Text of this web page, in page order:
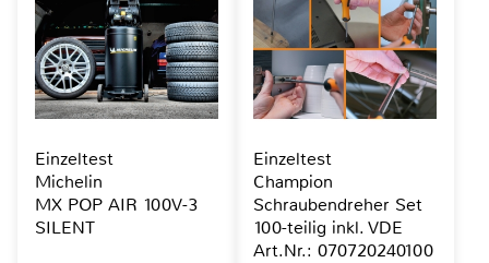
Einzeltest
Michelin
MX POP AIR 100V-3
SILENT
Einzeltest
Champion
Schraubendreher Set
100-teilig inkl. VDE
Art.Nr.: 070720240100